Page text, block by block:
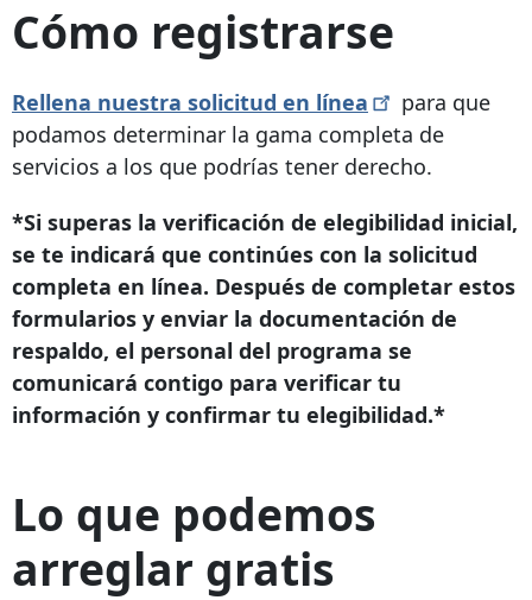
Cómo registrarse
Rellena nuestra solicitud en línea
para que
podamos determinar la gama completa de
servicios a los que podrías tener derecho.
*Si superas la verificación de elegibilidad inicial,
se te indicará que continúes con la solicitud
completa en línea. Después de completar estos
formularios y enviar la documentación de
respaldo, el personal del programa se
comunicará contigo para verificar tu
información y confirmar tu elegibilidad.*
Lo que podemos
arreglar gratis